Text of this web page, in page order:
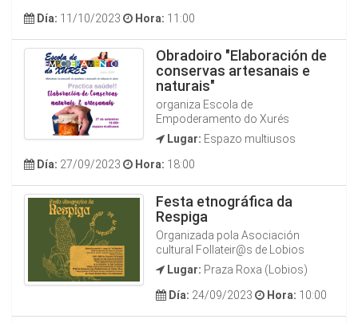
Día: 11/10/2023 Hora: 11:00
Obradoiro "Elaboración de
conservas artesanais e
naturais"
organiza Escola de
Empoderamento do Xurés
Lugar: Espazo multiusos
Día: 27/09/2023 Hora: 18:00
Festa etnográfica da
Respiga
Organizada pola Asociación
cultural Follateir@s de Lobios
Lugar: Praza Roxa (Lobios)
Día: 24/09/2023 Hora: 10:00